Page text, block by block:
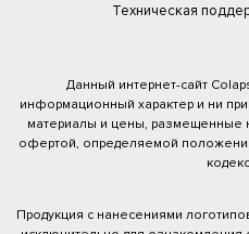
Техническая
Данный интернет-сайт
информационный характер и ни
материалы и цены, размещенные
офертой, определяемой
Продукция с нанесениями